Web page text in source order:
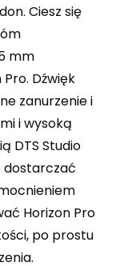
Ciesz się
mm
Dźwięk
zanurzenie i
i wysoką
DTS Studio
dostarczać
Horizon Pro
po prostu